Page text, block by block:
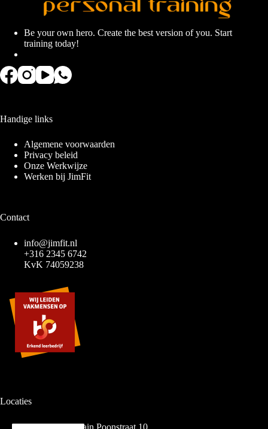
Be your own hero. Create the best version of you. Start
training today!
Handige links
Algemene voorwaarden
Privacy beleid
Onze Werkwijze
Werken bij JimFit
Contact
info@jimfit.nl
+316 2345 6742
KvK 74059238
Locaties
Basic Fit - Sylvain Poonstraat 10